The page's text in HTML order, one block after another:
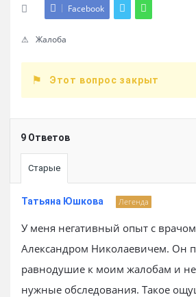
Facebook
Жалоба
Этот вопрос закрыт
9 Ответов
Старые
Татьяна Юшкова Легенда
У меня негативный опыт с
Александром Николаевичем. Он
равнодушие к моим жалобам и
нужные обследования. Такое